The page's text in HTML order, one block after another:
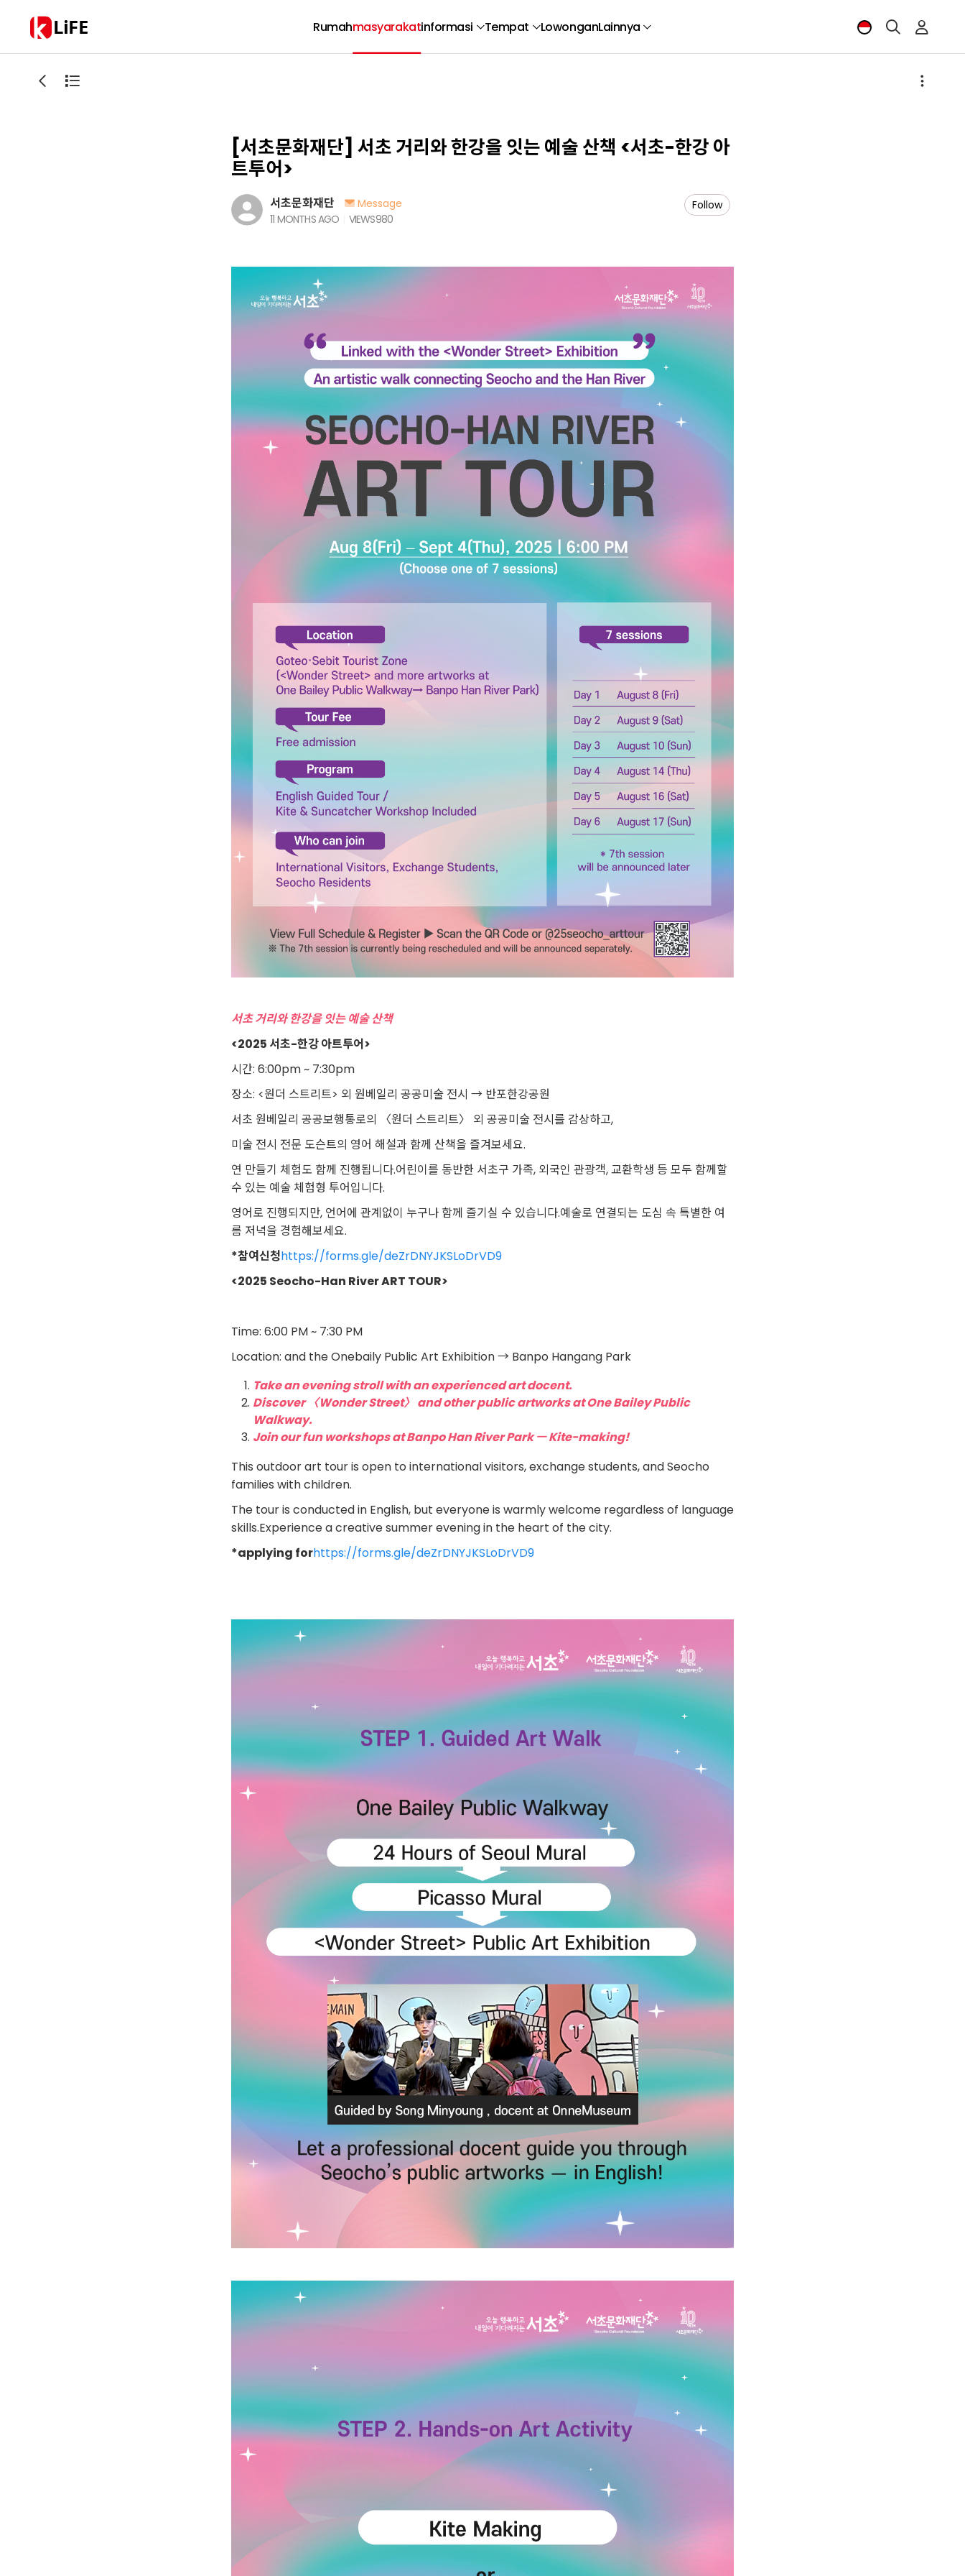
LiFE Rumahmasyarakatinformasi Tempat LowonganLainnya
[서초문화재단] 서초 거리와 한강을 잇는 예술 산책 <서초-한강 아
트투어>
서초문화재단
Message
11 MONTHS AGO
VIEWS980
Follow
서초 거리와 한강을 잇는 예술 산책
<2025 서초-한강 아트투어>
시간: 6:00pm ~ 7:30pm
장소: <원더 스트리트> 외 원베일리 공공미술 전시 → 반포한강공원
서초 원베일리 공공보행통로의 〈원더 스트리트〉 외 공공미술 전시를 감상하고,
미술 전시 전문 도슨트의 영어 해설과 함께 산책을 즐겨보세요.
연 만들기 체험도 함께 진행됩니다.어린이를 동반한 서초구 가족, 외국인 관광객, 교환학생 등 모두 함께할
수 있는 예술 체험형 투어입니다.
영어로 진행되지만, 언어에 관계없이 누구나 함께 즐기실 수 있습니다.예술로 연결되는 도심 속 특별한 여
름 저녁을 경험해보세요.
*참여신청https://forms.gle/deZrDNYJKSLoDrVD9
<2025 Seocho-Han River ART TOUR>
Time: 6:00 PM ~ 7:30 PM
Location: and the Onebaily Public Art Exhibition → Banpo Hangang Park
Take an evening stroll with an experienced art docent.
Discover 〈Wonder Street〉 and other public artworks at One Bailey Public
Walkway.
Join our fun workshops at Banpo Han River Park ㅡ Kite-making!
This outdoor art tour is open to international visitors, exchange students, and Seocho
families with children.
The tour is conducted in English, but everyone is warmly welcome regardless of language
skills.Experience a creative summer evening in the heart of the city.
*applying forhttps://forms.gle/deZrDNYJKSLoDrVD9